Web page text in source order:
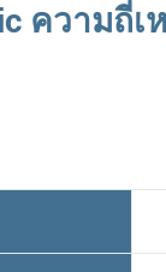
ความถี่